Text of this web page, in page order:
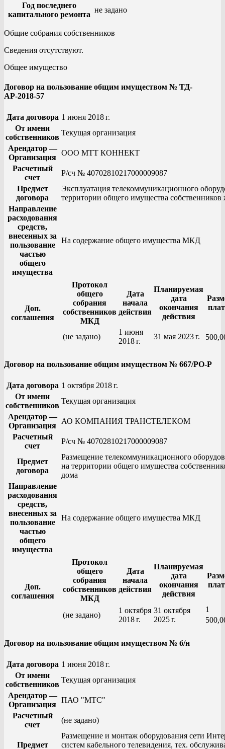
Год последнего
капитального ремонта
не задано
Общие собрания собственников
Сведения отсутствуют.
Общее имущество
Договор на пользование общим имуществом № ТД-
АР-2018-57
Дата договора 1 июня 2018 г.
От имени
собственников
Текущая организация
Арендатор —
Организация
ООО МТТ КОННЕКТ
Расчетный
счет
Р/сч № 40702810217000009087
Предмет
договора
Эксплуатация телекоммуникационного
территории общего имущества
Направление
расходования
средств,
внесенных за
пользование
частью
общего
имущества
На содержание общего имущества МКД
Доп.
соглашения
Протокол
общего
собрания
собственников
МКД
Дата
начала
действия
Планируемая
дата
окончания
действия
(не задано)
1 июня
2018 г.
31 мая 2023 г.
Договор на пользование общим имуществом № 667/РО-Р
Дата договора 1 октября 2018 г.
От имени
собственников
Текущая организация
Арендатор —
Организация
АО КОМПАНИЯ ТРАНСТЕЛЕКОМ
Расчетный
счет
Р/сч № 40702810217000009087
Предмет
договора
Размещение телекоммуникационного
на территории общего имущества
дома
Направление
расходования
средств,
внесенных за
пользование
частью
общего
имущества
На содержание общего имущества МКД
Доп.
соглашения
Протокол
общего
собрания
собственников
МКД
Дата
начала
действия
Планируемая
дата
окончания
действия
(не задано)
1 октября
2018 г.
31 октября
2025 г.
1
Договор на пользование общим имуществом № б/н
Дата договора 1 июня 2018 г.
От имени
собственников
Текущая организация
Арендатор —
Организация
ПАО "МТС"
Расчетный
счет
(не задано)
Предмет
Размещение и монтаж оборудования сети
систем кабельного телевидения, тех.